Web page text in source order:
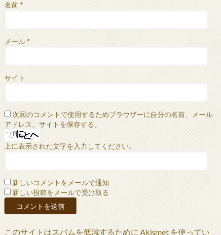
名前 *
メール *
サイト
次回のコメントで使用するためブラウザーに自分の名前、メール
アドレス、サイトを保存する。
上に表示された文字を入力してください。
新しいコメントをメールで通知
新しい投稿をメールで受け取る
このサイトはスパムを低減するために Akismet を使ってい